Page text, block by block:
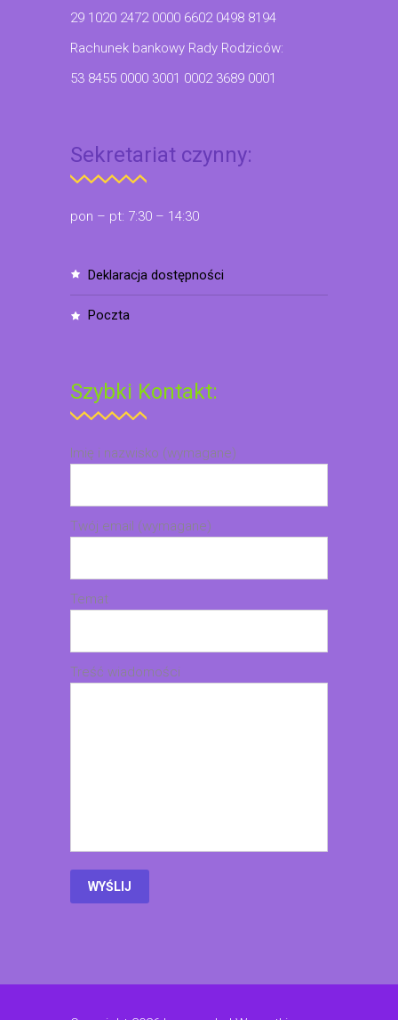
29 1020 2472 0000 6602 0498 8194
Rachunek bankowy Rady Rodziców:
53 8455 0000 3001 0002 3689 0001
Sekretariat czynny:
pon – pt: 7:30 – 14:30
deklaracja dostępności
poczta
Szybki Kontakt:
Imię i nazwisko (wymagane)
Twój email (wymagane)
Temat
Treść wiadomości